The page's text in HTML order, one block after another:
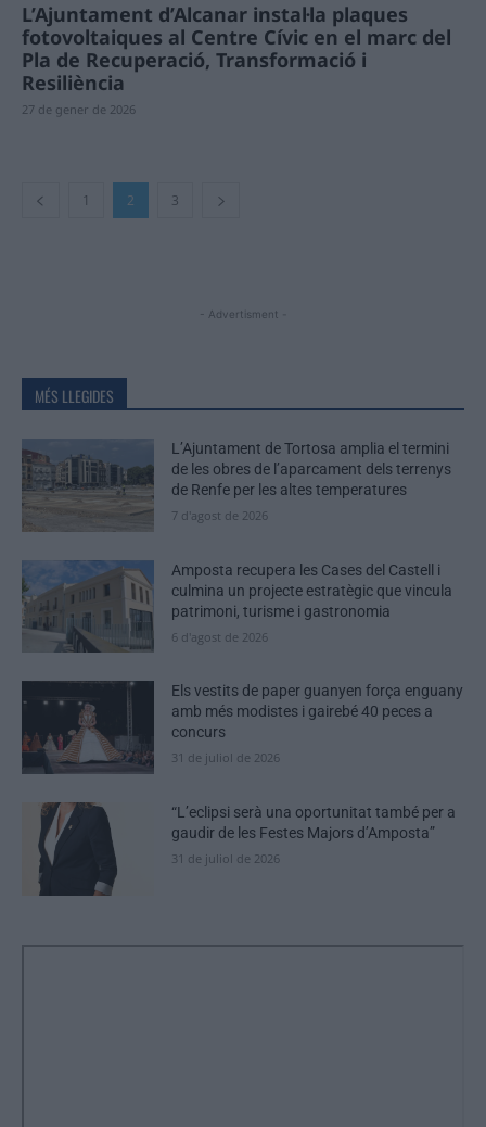
L’Ajuntament d’Alcanar instal·la plaques
fotovoltaiques al Centre Cívic en el marc del
Pla de Recuperació, Transformació i
Resiliència
27 de gener de 2026
1 2 3
- Advertisment -
MÉS LLEGIDES
L’Ajuntament de Tortosa amplia el termini
de les obres de l’aparcament dels terrenys
de Renfe per les altes temperatures
7 d'agost de 2026
Amposta recupera les Cases del Castell i
culmina un projecte estratègic que vincula
patrimoni, turisme i gastronomia
6 d'agost de 2026
Els vestits de paper guanyen força enguany
amb més modistes i gairebé 40 peces a
concurs
31 de juliol de 2026
“L’eclipsi serà una oportunitat també per a
gaudir de les Festes Majors d’Amposta”
31 de juliol de 2026